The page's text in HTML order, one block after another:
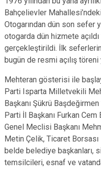
Bahçelievler
Otogarından dün son sefer
otogarda dün hizmete
gerçekleştirildi. İlk
bugün de resmi açılış töreni
Mehteran gösterisi ile
Parti Isparta Milletvekili
Başkanı Şükrü
Parti İl Başkanı Furkan Cem
Genel Meclisi Başkanı
Metin Çelik, Ticaret Borsası
belde belediye başkanları,
temsilcileri, esnaf ve